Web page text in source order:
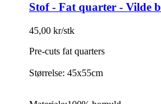
Stof - Fat quarter - Vilde
45,00 kr/stk
Pre-cuts fat quarters
Størrelse: 45x55cm